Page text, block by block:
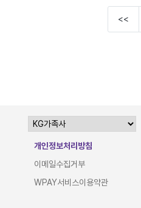
<<
개인정보처리방침
이메일수집거부
WPAY서비스이용약관